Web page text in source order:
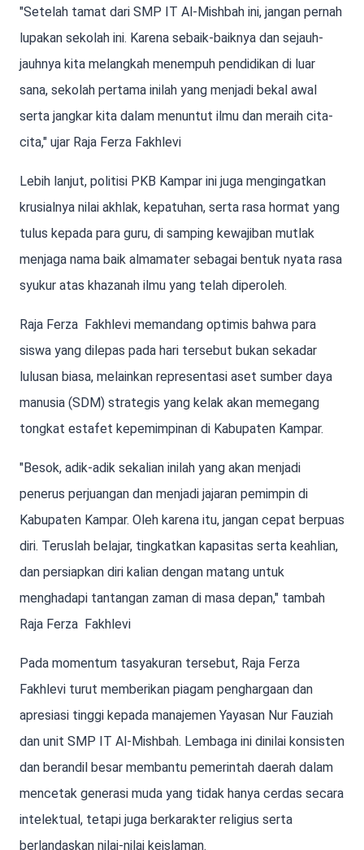
"Setelah tamat dari SMP IT Al-Mishbah ini, jangan pernah
lupakan sekolah ini. Karena sebaik-baiknya dan sejauh-
jauhnya kita melangkah menempuh pendidikan di luar
sana, sekolah pertama inilah yang menjadi bekal awal
serta jangkar kita dalam menuntut ilmu dan meraih cita-
cita," ujar Raja Ferza Fakhlevi
Lebih lanjut, politisi PKB Kampar ini juga mengingatkan
krusialnya nilai akhlak, kepatuhan, serta rasa hormat yang
tulus kepada para guru, di samping kewajiban mutlak
menjaga nama baik almamater sebagai bentuk nyata rasa
syukur atas khazanah ilmu yang telah diperoleh.
Raja Ferza Fakhlevi memandang optimis bahwa para
siswa yang dilepas pada hari tersebut bukan sekadar
lulusan biasa, melainkan representasi aset sumber daya
manusia (SDM) strategis yang kelak akan memegang
tongkat estafet kepemimpinan di Kabupaten Kampar.
"Besok, adik-adik sekalian inilah yang akan menjadi
penerus perjuangan dan menjadi jajaran pemimpin di
Kabupaten Kampar. Oleh karena itu, jangan cepat berpuas
diri. Teruslah belajar, tingkatkan kapasitas serta keahlian,
dan persiapkan diri kalian dengan matang untuk
menghadapi tantangan zaman di masa depan," tambah
Raja Ferza Fakhlevi
Pada momentum tasyakuran tersebut, Raja Ferza
Fakhlevi turut memberikan piagam penghargaan dan
apresiasi tinggi kepada manajemen Yayasan Nur Fauziah
dan unit SMP IT Al-Mishbah. Lembaga ini dinilai konsisten
dan berandil besar membantu pemerintah daerah dalam
mencetak generasi muda yang tidak hanya cerdas secara
intelektual, tetapi juga berkarakter religius serta
berlandaskan nilai-nilai keislaman.